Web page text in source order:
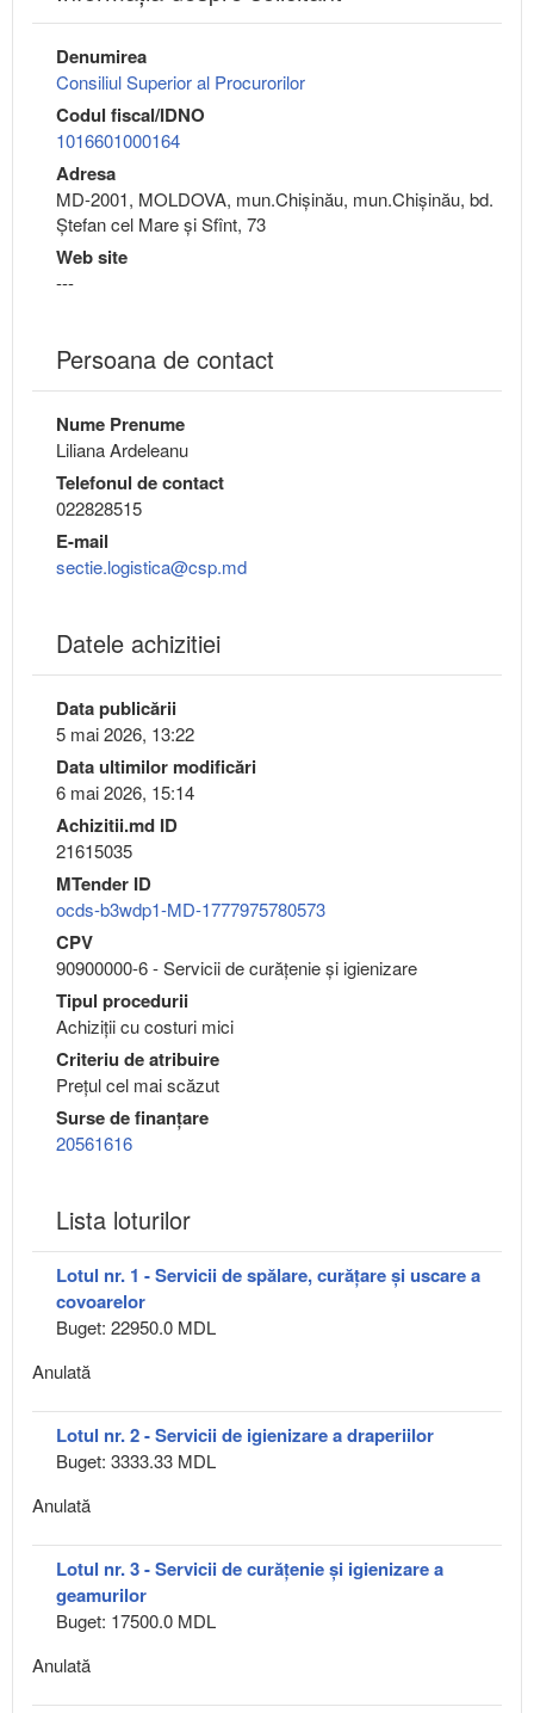
Denumirea
Consiliul Superior al Procurorilor
Codul fiscal/IDNO
1016601000164
Adresa
MD-2001, MOLDOVA, mun.Chişinău, mun.Chişinău, bd.
Ștefan cel Mare și Sfînt, 73
Web site
---
Persoana de contact
Nume Prenume
Liliana Ardeleanu
Telefonul de contact
022828515
E-mail
sectie.logistica@csp.md
Datele achizitiei
Data publicării
5 mai 2026, 13:22
Data ultimilor modificări
6 mai 2026, 15:14
Achizitii.md ID
21615035
MTender ID
ocds-b3wdp1-MD-1777975780573
CPV
90900000-6 - Servicii de curăţenie şi igienizare
Tipul procedurii
Achiziții cu costuri mici
Criteriu de atribuire
Preţul cel mai scăzut
Surse de finanțare
20561616
Lista loturilor
Lotul nr. 1 - Servicii de spălare, curățare și uscare a
covoarelor
Buget: 22950.0 MDL
Anulată
Lotul nr. 2 - Servicii de igienizare a draperiilor
Buget: 3333.33 MDL
Anulată
Lotul nr. 3 - Servicii de curățenie și igienizare a
geamurilor
Buget: 17500.0 MDL
Anulată